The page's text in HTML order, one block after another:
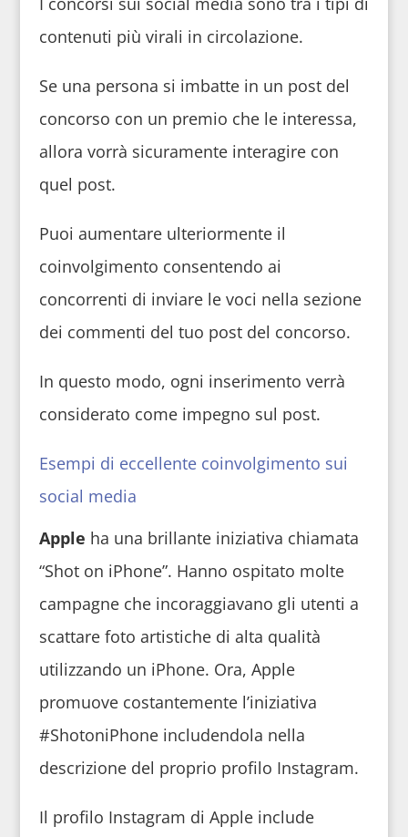
contenuti più virali in circolazione.
Se una persona si imbatte in un post del
concorso con un premio che le interessa,
allora vorrà sicuramente interagire con
quel post.
Puoi aumentare ulteriormente il
coinvolgimento consentendo ai
concorrenti di inviare le voci nella sezione
dei commenti del tuo post del concorso.
In questo modo, ogni inserimento verrà
considerato come impegno sul post.
Esempi di eccellente coinvolgimento sui
social media
Apple ha una brillante iniziativa chiamata
“Shot on iPhone”. Hanno ospitato molte
campagne che incoraggiavano gli utenti a
scattare foto artistiche di alta qualità
utilizzando un iPhone. Ora, Apple
promuove costantemente l’iniziativa
#ShotoniPhone includendola nella
descrizione del proprio profilo Instagram.
Il profilo Instagram di Apple include